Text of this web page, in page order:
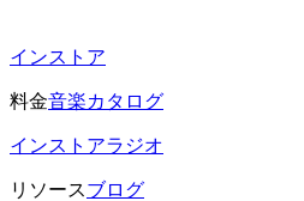
インストア
料金音楽カタログ
インストアラジオ
リソースブログ